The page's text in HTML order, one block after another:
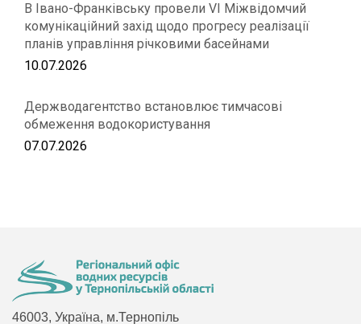
В Івано-Франківську провели VІ Міжвідомчий
комунікаційний захід щодо прогресу реалізації
планів управління річковими басейнами
10.07.2026
Держводагентство встановлює тимчасові
обмеження водокористування
07.07.2026
46003, Україна, м.Тернопіль